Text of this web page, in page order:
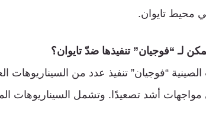
محيط تايوان.
لـ “فوجيان” تنفيذها ضدّ تايوان؟
“فوجيان” تنفيذ عدد من السيناريوهات
مواجهات أشد تصعيدًا. وتشمل السيناريوهات